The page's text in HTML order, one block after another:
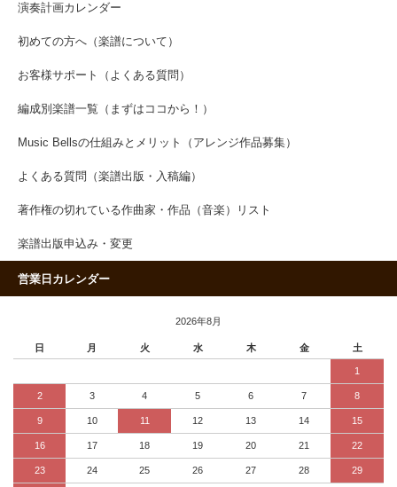
演奏計画カレンダー
初めての方へ（楽譜について）
お客様サポート（よくある質問）
編成別楽譜一覧（まずはココから！）
Music Bellsの仕組みとメリット（アレンジ作品募集）
よくある質問（楽譜出版・入稿編）
著作権の切れている作曲家・作品（音楽）リスト
楽譜出版申込み・変更
営業日カレンダー
2026年8月
日 月 火 水 木 金 土
1
2 3 4 5 6 7 8
9 10 11 12 13 14 15
16 17 18 19 20 21 22
23 24 25 26 27 28 29